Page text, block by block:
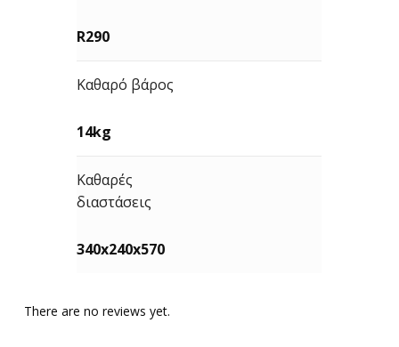
R290
Καθαρό βάρος
14kg
Καθαρές
διαστάσεις
340x240x570
There are no reviews yet.